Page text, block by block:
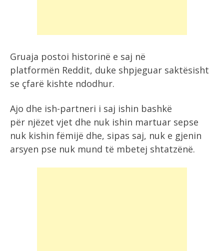
Gruaja postoi historinë e saj në
platformën Reddit, duke shpjeguar saktësisht
se çfarë kishte ndodhur.
Ajo dhe ish-partneri i saj ishin bashkë
për njëzet vjet dhe nuk ishin martuar sepse
nuk kishin fëmijë dhe, sipas saj, nuk e gjenin
arsyen pse nuk mund të mbetej shtatzënë.